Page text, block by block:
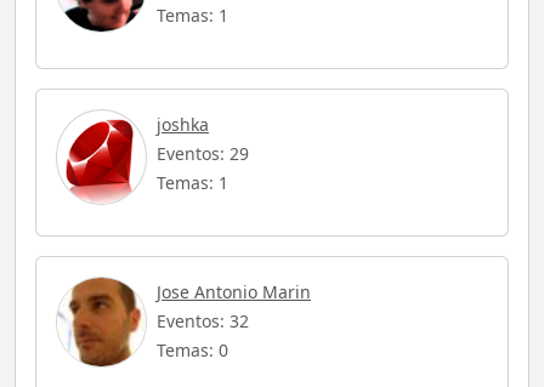
Temas: 1
joshka
Eventos: 29
Temas: 1
Jose Antonio Marin
Eventos: 32
Temas: 0